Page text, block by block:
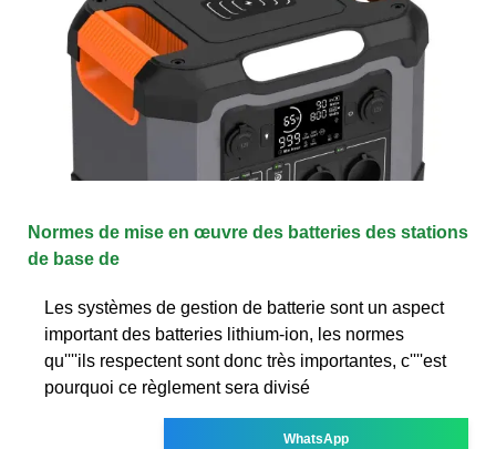
Normes de mise en œuvre des batteries des stations
de base de
Les systèmes de gestion de batterie sont un aspect
important des batteries lithium-ion, les normes
qu''''ils respectent sont donc très importantes, c''''est
pourquoi ce règlement sera divisé
WhatsApp